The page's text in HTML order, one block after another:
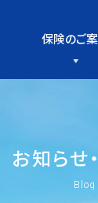
保険のご
お知らせ・
Blog